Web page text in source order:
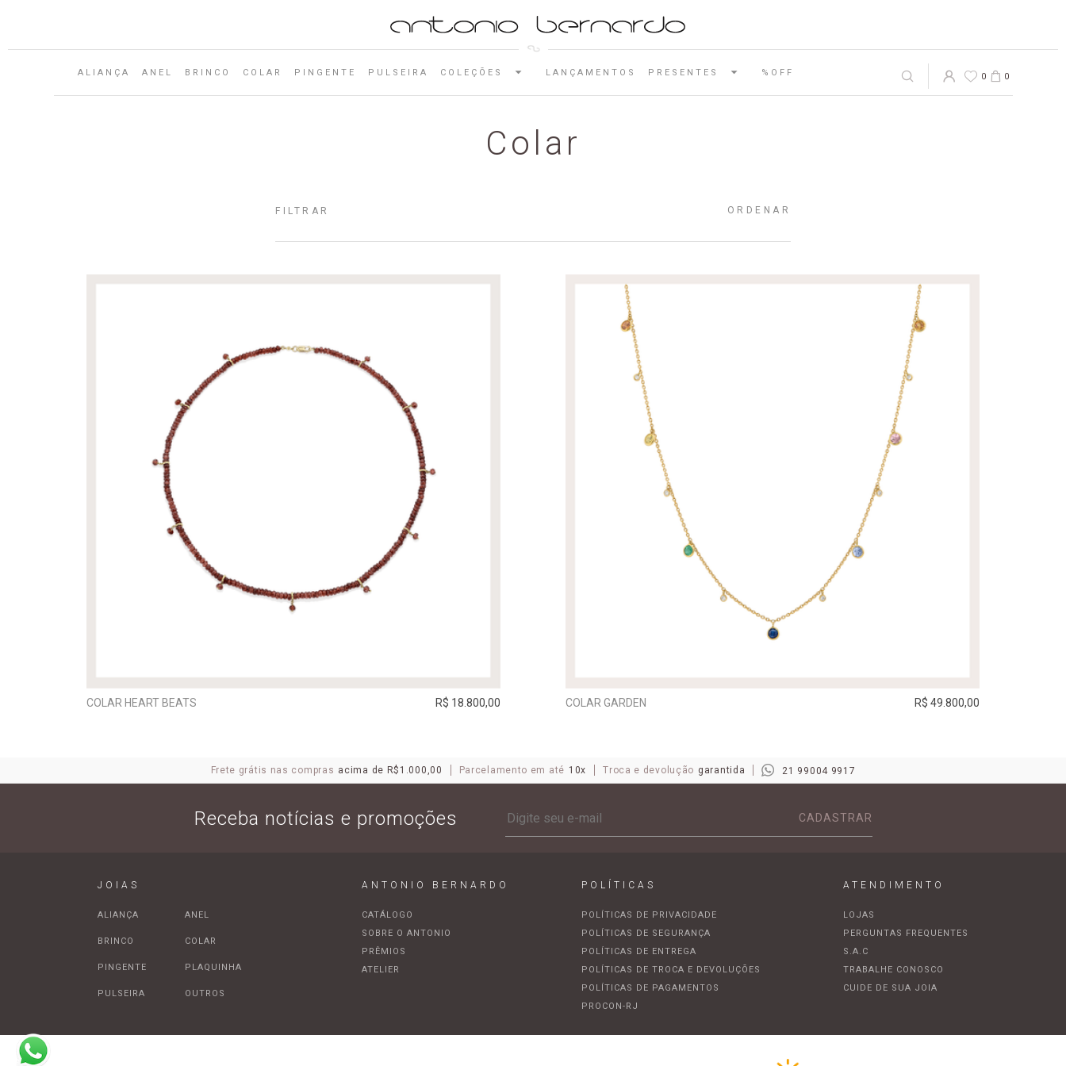
ALIANÇA ANEL BRINCO COLAR PINGENTE PULSEIRA COLEÇÕES LANÇAMENTOS PRESENTES %OFF 0 0
Colar
FILTRAR ORDENAR
COLAR HEART BEATS R$ 18.800,00 COLAR GARDEN R$ 49.800,00
Frete grátis nas compras acima de R$1.000,00 Parcelamento em até 10x Troca e devolução garantida 21 99004 9917
Receba notícias e promoções CADASTRAR
JOIAS
ALIANÇA ANEL
BRINCO COLAR
PINGENTE PLAQUINHA
PULSEIRA OUTROS
ANTONIO BERNARDO
CATÁLOGO
SOBRE O ANTONIO
PRÊMIOS
ATELIER
POLÍTICAS
POLÍTICAS DE PRIVACIDADE
POLÍTICAS DE SEGURANÇA
POLÍTICAS DE ENTREGA
POLÍTICAS DE TROCA E DEVOLUÇÕES
POLÍTICAS DE PAGAMENTOS
PROCON-RJ
ATENDIMENTO
LOJAS
PERGUNTAS FREQUENTES
S.A.C
TRABALHE CONOSCO
CUIDE DE SUA JOIA